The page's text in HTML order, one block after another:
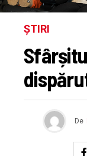
ȘTIRI
De